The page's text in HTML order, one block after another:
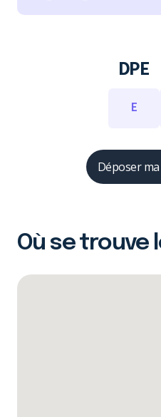
DPE
E
Déposer
Où se trouve